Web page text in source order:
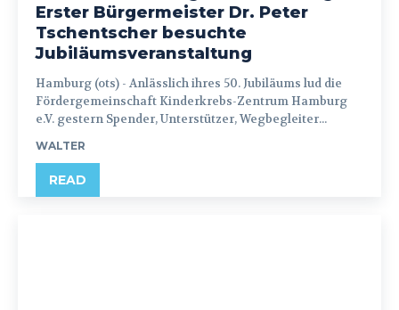
Erster Bürgermeister Dr. Peter
Tschentscher besuchte
Jubiläumsveranstaltung
Hamburg (ots) - Anlässlich ihres 50. Jubiläums lud die
Fördergemeinschaft Kinderkrebs-Zentrum Hamburg
e.V. gestern Spender, Unterstützer, Wegbegleiter...
WALTER
READ